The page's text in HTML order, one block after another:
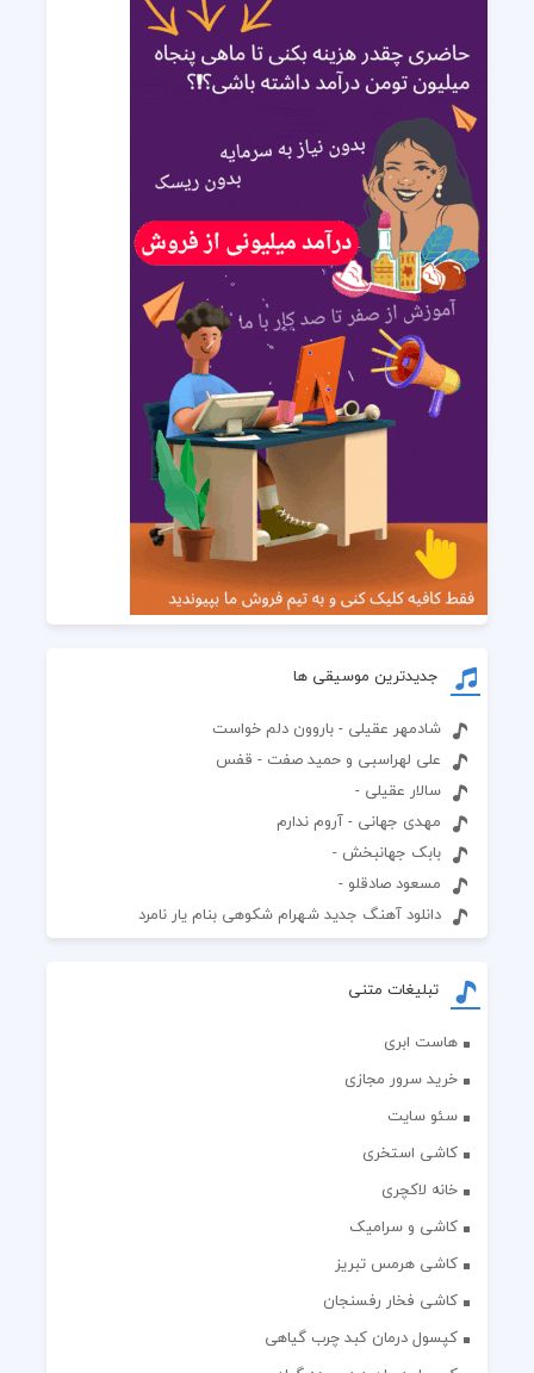
جدیدترین موسیقی ها
شادمهر عقیلی - باروون دلم خواست
علی لهراسبی و حمید صفت - قفس
سالار عقیلی -
مهدی جهانی - آروم ندارم
بابک جهانبخش -
مسعود صادقلو -
دانلود آهنگ جدید شهرام شکوهی بنام یار نامرد
تبلیغات متنی
هاست ابری
خرید سرور مجازی
سئو سایت
کاشی استخری
خانه لاکچری
کاشی و سرامیک
کاشی هرمس تبریز
کاشی فخار رفسنجان
کپسول درمان کبد چرب گیاهی